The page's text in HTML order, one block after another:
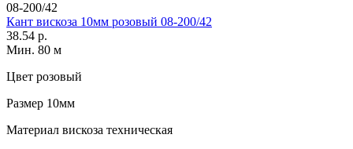
08-200/42
Кант вискоза 10мм розовый 08-200/42
38.54 р.
Мин. 80 м
Цвет розовый
Размер 10мм
Материал вискоза техническая